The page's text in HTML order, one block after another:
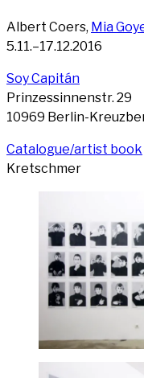
Albert Coers, Mia
5.11.–17.12.2016
Soy Capi­tán
Prin­zes­sin­nen­str. 29
10969 Ber­lin-
Catalogue/artist book
Kretschmer